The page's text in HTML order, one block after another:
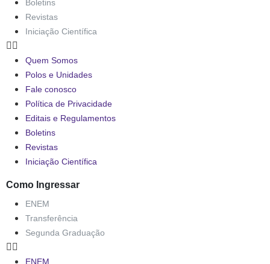
Boletins
Revistas
Iniciação Científica
Quem Somos
Polos e Unidades
Fale conosco
Política de Privacidade
Editais e Regulamentos
Boletins
Revistas
Iniciação Científica
Como Ingressar
ENEM
Transferência
Segunda Graduação
ENEM